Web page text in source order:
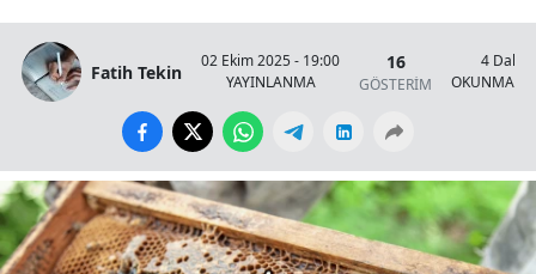
Fatih Tekin
02 Ekim 2025 - 19:00
YAYINLANMA
16
GÖSTERİM
4
OKUNMA